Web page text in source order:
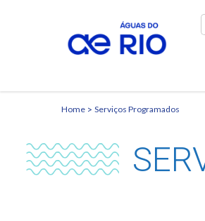
Home Serviços Programados